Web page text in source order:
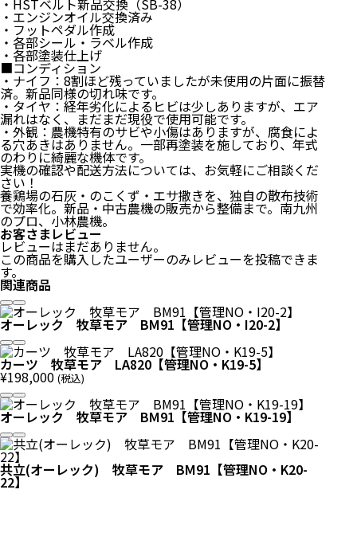
・HSTベルト新品交換（SB-38）
・エンジンオイル交換済み
・フットペダル作成
・各部シール・ラベル作成
・各部塗装仕上げ
■コンディション
・ナイフ：8割ほど残っていましたが未使用の片面に振替
済。新品同様の切れ味です。
・タイヤ：経年劣化によるヒビは少しありますが、エア
漏れはなく、まだまだ現役で使用可能です。
・外観：農機特有のサビや小傷はありますが、腐食によ
る穴あきはありません。一部再塗装を施しており、年式
のわりに綺麗な機体です。
実機の確認や配送方法については、お気軽にご相談くだ
さい！
養鶏場の石灰・のこくず・エサ撒きを、独自の散布技術
で効率化。新品・中古農機の販売から整備まで。南九州
のプロ、小林農機。
お客さまレビュー
レビューはまだありません。
この商品を購入したユーザーのみレビューを投稿できま
す。
関連商品
オーレック 牧草モア BM91【管理NO・I20-2】
カーツ 牧草モア LA820【管理NO・K19-5】
¥198,000 (税込)
オーレック 牧草モア BM91【管理NO・K19-19】
共立(オーレック) 牧草モア BM91【管理NO・K20-
22】